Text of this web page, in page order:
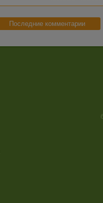
Последние комментарии